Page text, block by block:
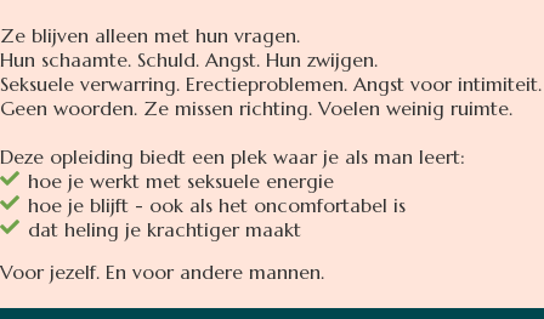
Ze blijven alleen met hun vragen.
Hun schaamte. Schuld. Angst. Hun zwijgen.
Seksuele verwarring. Erectieproblemen. Angst voor intimiteit.
Geen woorden. Ze missen richting. Voelen weinig ruimte.
Deze opleiding biedt een plek waar je als man leert:
hoe je werkt met seksuele energie
hoe je blijft - ook als het oncomfortabel is
dat heling je krachtiger maakt
Voor jezelf. En voor andere mannen.